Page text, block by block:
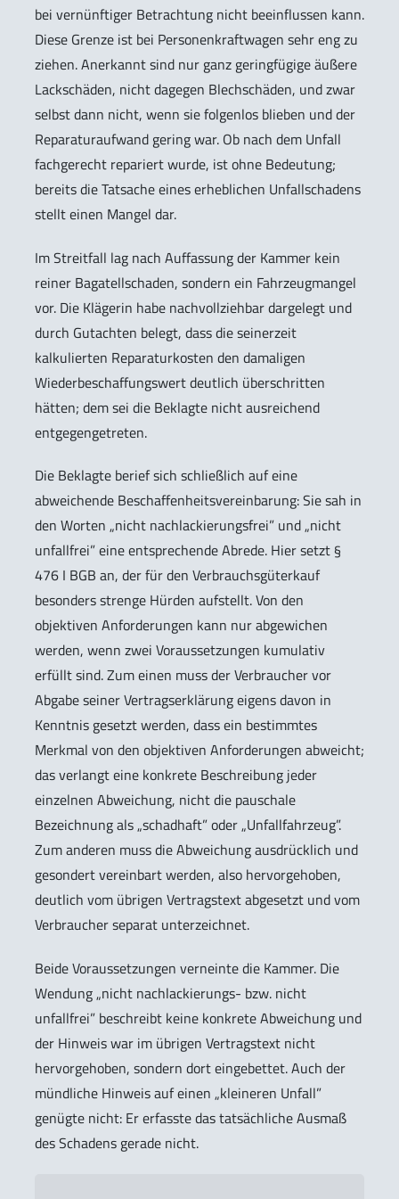
bei vernünftiger Betrachtung nicht beeinflussen kann.
Diese Grenze ist bei Personenkraftwagen sehr eng zu
ziehen. Anerkannt sind nur ganz geringfügige äußere
Lackschäden, nicht dagegen Blechschäden, und zwar
selbst dann nicht, wenn sie folgenlos blieben und der
Reparaturaufwand gering war. Ob nach dem Unfall
fachgerecht repariert wurde, ist ohne Bedeutung;
bereits die Tatsache eines erheblichen Unfallschadens
stellt einen Mangel dar.
Im Streitfall lag nach Auffassung der Kammer kein
reiner Bagatellschaden, sondern ein Fahrzeugmangel
vor. Die Klägerin habe nachvollziehbar dargelegt und
durch Gutachten belegt, dass die seinerzeit
kalkulierten Reparaturkosten den damaligen
Wiederbeschaffungswert deutlich überschritten
hätten; dem sei die Beklagte nicht ausreichend
entgegengetreten.
Die Beklagte berief sich schließlich auf eine
abweichende Beschaffenheitsvereinbarung: Sie sah in
den Worten „nicht nachlackierungsfrei” und „nicht
unfallfrei” eine entsprechende Abrede. Hier setzt §
476 I BGB an, der für den Verbrauchsgüterkauf
besonders strenge Hürden aufstellt. Von den
objektiven Anforderungen kann nur abgewichen
werden, wenn zwei Voraussetzungen kumulativ
erfüllt sind. Zum einen muss der Verbraucher vor
Abgabe seiner Vertragserklärung eigens davon in
Kenntnis gesetzt werden, dass ein bestimmtes
Merkmal von den objektiven Anforderungen abweicht;
das verlangt eine konkrete Beschreibung jeder
einzelnen Abweichung, nicht die pauschale
Bezeichnung als „schadhaft” oder „Unfallfahrzeug”.
Zum anderen muss die Abweichung ausdrücklich und
gesondert vereinbart werden, also hervorgehoben,
deutlich vom übrigen Vertragstext abgesetzt und vom
Verbraucher separat unterzeichnet.
Beide Voraussetzungen verneinte die Kammer. Die
Wendung „nicht nachlackierungs- bzw. nicht
unfallfrei” beschreibt keine konkrete Abweichung und
der Hinweis war im übrigen Vertragstext nicht
hervorgehoben, sondern dort eingebettet. Auch der
mündliche Hinweis auf einen „kleineren Unfall”
genügte nicht: Er erfasste das tatsächliche Ausmaß
des Schadens gerade nicht.